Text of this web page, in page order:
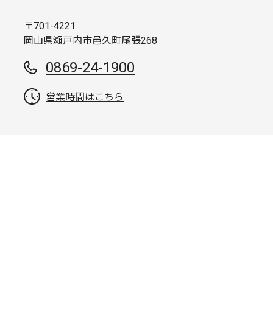
〒701-4221
岡山県瀬戸内市邑久町尾張268
0869-24-1900
営業時間はこちら